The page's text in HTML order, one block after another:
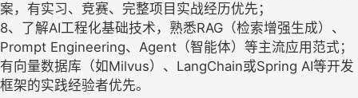
案，有实习、竞赛、完整项目实战经历优先；
8、了解AI工程化基础技术，熟悉RAG（检索增强生成）、
Prompt Engineering、Agent（智能体）等主流应用范式；
有向量数据库（如Milvus）、LangChain或Spring AI等开发
框架的实践经验者优先。